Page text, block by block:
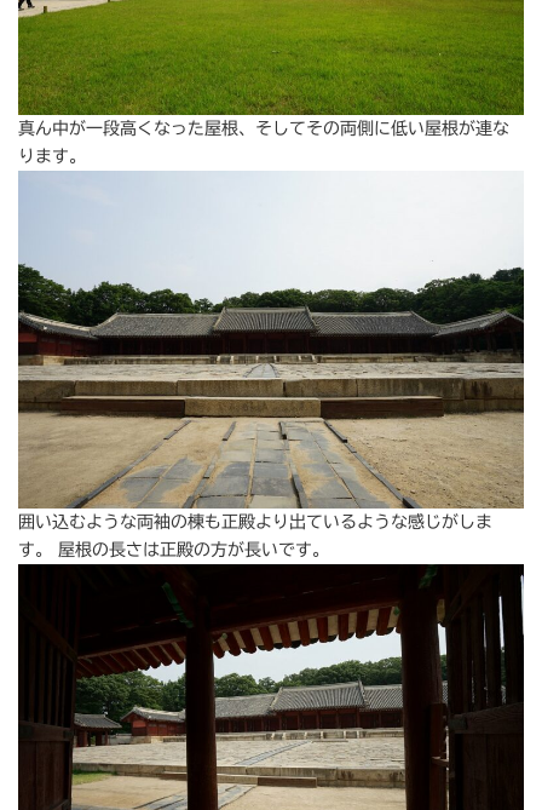
真ん中が一段高くなった屋根、そしてその両側に低い屋根が連な
ります。
囲い込むような両袖の棟も正殿より出ているような感じがしま
す。 屋根の長さは正殿の方が長いです。